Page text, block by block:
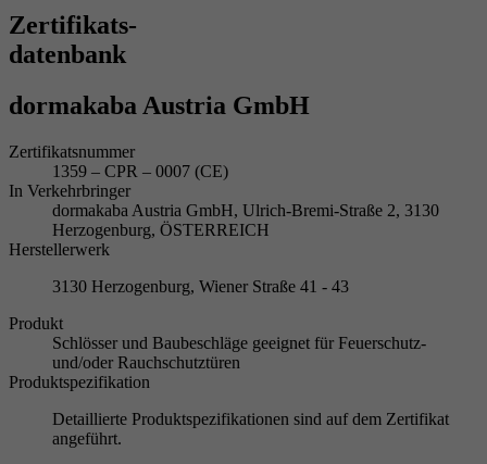
Zertifikats-
datenbank
dormakaba Austria GmbH
Zertifikatsnummer
1359 – CPR – 0007 (CE)
In Verkehrbringer
dormakaba Austria GmbH, Ulrich-Bremi-Straße 2, 3130
Herzogenburg, ÖSTERREICH
Herstellerwerk
3130 Herzogenburg, Wiener Straße 41 - 43
Produkt
Schlösser und Baubeschläge geeignet für Feuerschutz-
und/oder Rauchschutztüren
Produktspezifikation
Detaillierte Produktspezifikationen sind auf dem Zertifikat
angeführt.